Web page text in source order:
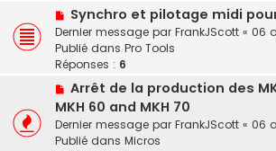
g
e
a
u
m
e
s
g
N
o
u
v
a
u
m
e
Synchro et pilotage midi
Dernier message par FrankJScott « 06
Publié dans Pro Tools
Réponses : 6
N
o
u
v
Arrêt de la production des
MKH 60 and MKH 70
Dernier message par FrankJScott « 06
Publié dans Micros